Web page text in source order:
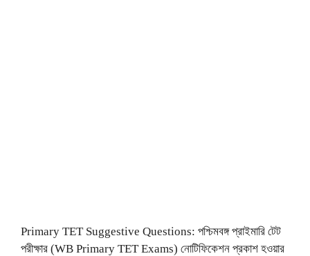
Primary TET Suggestive Questions: পশ্চিমবঙ্গ প্রাইমারি টেট
পরীক্ষার (WB Primary TET Exams) নোটিফিকেশন প্রকাশ হওয়ার